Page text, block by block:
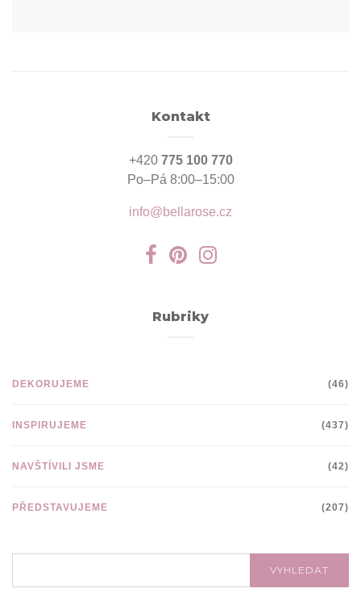
Kontakt
+420 775 100 770
Po–Pá 8:00–15:00
info@bellarose.cz
Rubriky
DEKORUJEME (46)
INSPIRUJEME (437)
NAVŠTÍVILI JSME (42)
PŘEDSTAVUJEME (207)
VYHLEDAT